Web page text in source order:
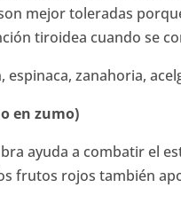
mejor toleradas
tiroidea cuando se
espinaca, zanahoria,
en zumo)
ayuda a combatir el
frutos rojos también